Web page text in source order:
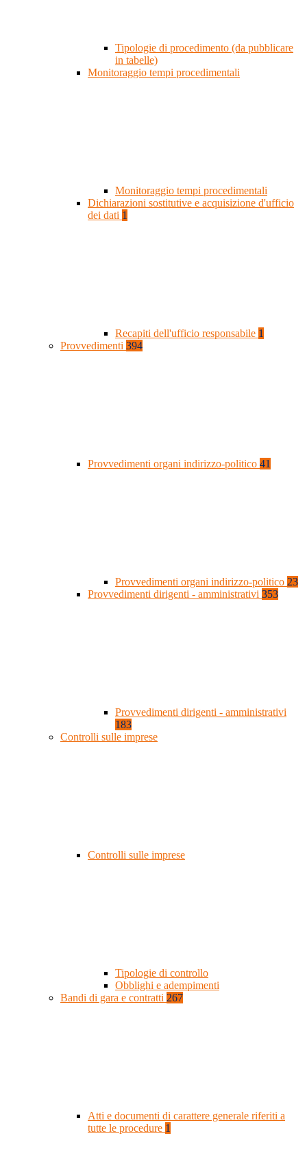
Tipologie di procedimento (da pubblicare
in tabelle)
Monitoraggio tempi procedimentali
Monitoraggio tempi procedimentali
Dichiarazioni sostitutive e acquisizione d'ufficio
dei dati 1
Recapiti dell'ufficio responsabile 1
Provvedimenti 394
Provvedimenti organi indirizzo-politico 41
Provvedimenti organi indirizzo-politico 23
Provvedimenti dirigenti - amministrativi 353
Provvedimenti dirigenti - amministrativi
183
Controlli sulle imprese
Controlli sulle imprese
Tipologie di controllo
Obblighi e adempimenti
Bandi di gara e contratti 267
Atti e documenti di carattere generale riferiti a
tutte le procedure 1